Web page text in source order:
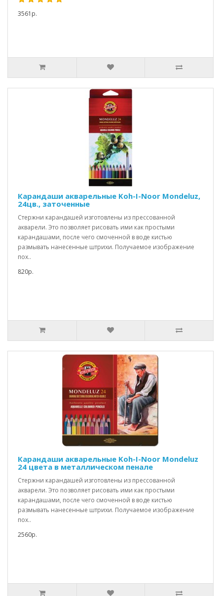
3561р.
Карандаши акварельные Koh-I-Noor Mondeluz,
24цв., заточенные
Стержни карандашей изготовлены из прессованной
акварели. Это позволяет рисовать ими как простыми
карандашами, после чего смоченной в воде кистью
размывать нанесенные штрихи. Получаемое изображение
пох..
820р.
Карандаши акварельные Koh-I-Noor Mondeluz
24 цвета в металлическом пенале
Стержни карандашей изготовлены из прессованной
акварели. Это позволяет рисовать ими как простыми
карандашами, после чего смоченной в воде кистью
размывать нанесенные штрихи. Получаемое изображение
пох..
2560р.